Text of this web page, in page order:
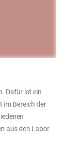
Dafür ist ein
im Bereich der
aus den Labor